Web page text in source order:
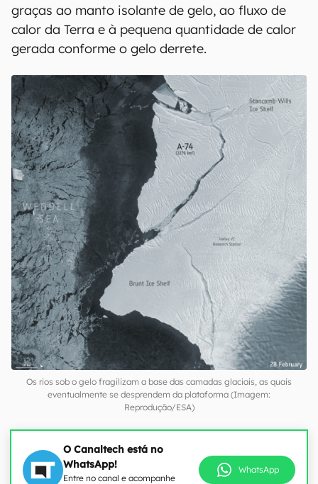
graças ao manto isolante de gelo, ao fluxo de
calor da Terra e à pequena quantidade de calor
gerada conforme o gelo derrete.
Os rios sob o gelo fragilizam a base das camadas glaciais, as quais
eventualmente se desprendem da plataforma (Imagem:
Reprodução/ESA)
O Canaltech está no
WhatsApp!
Entre no canal e acompanhe
WhatsApp